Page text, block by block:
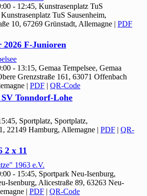
- 12:45, Kunstrasenplatz TuS
TuS Sausenheim,
10, 67269 Grünstadt, Allemagne | PDF
2026 F-Junioren
- 13:15, Gemaa Tempelsee, Gemaa
Grenzstraße 161, 63071 Offenbach
| PDF | QR-Code
Tonndorf-Lohe
Sportplatz, Sportplatz,
22149 Hamburg, Allemagne | PDF | QR-
2 x 11
1963 e.V.
- 15:45, Sportpark Neu-Isenburg,
Isenburg, Alicestraße 89, 63263 Neu-
| PDF | QR-Code